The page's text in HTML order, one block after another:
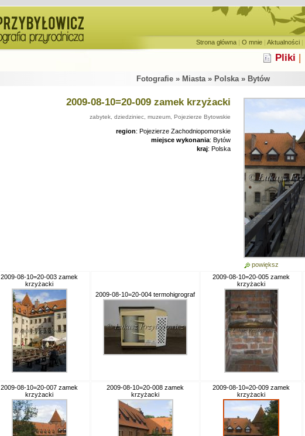
Strona główna | O mnie | Aktualności |
Pliki |
Fotografie » Miasta » Polska » Bytów
2009-08-10=20-009 zamek krzyżacki
zabytek, dziedziniec, muzeum, Pojezierze Bytowskie
region: Pojezierze Zachodniopomorskie
miejsce wykonania: Bytów
kraj: Polska
powiększ
2009-08-10=20-003 zamek
krzyżacki
2009-08-10=20-004 termohigrograf
2009-08-10=20-005 zamek
krzyżacki
2009-08-10=20-007 zamek
krzyżacki
2009-08-10=20-008 zamek
krzyżacki
2009-08-10=20-009 zamek
krzyżacki